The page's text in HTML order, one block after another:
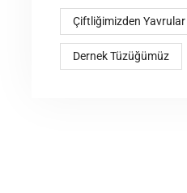
Çiftliğimizden Yavrular
Dernek Tüzüğümüz